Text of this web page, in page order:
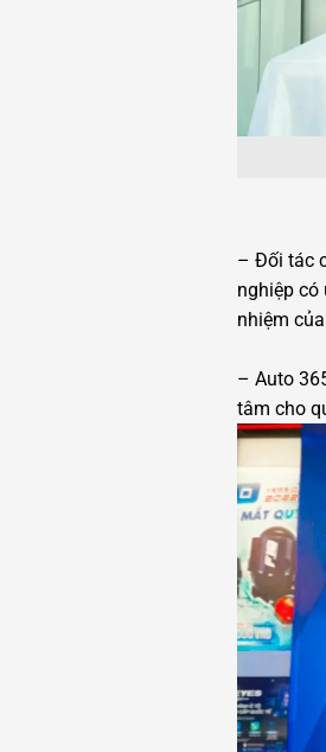
– Đối tác
nghiệp có
nhiệm
– Auto
tâm cho